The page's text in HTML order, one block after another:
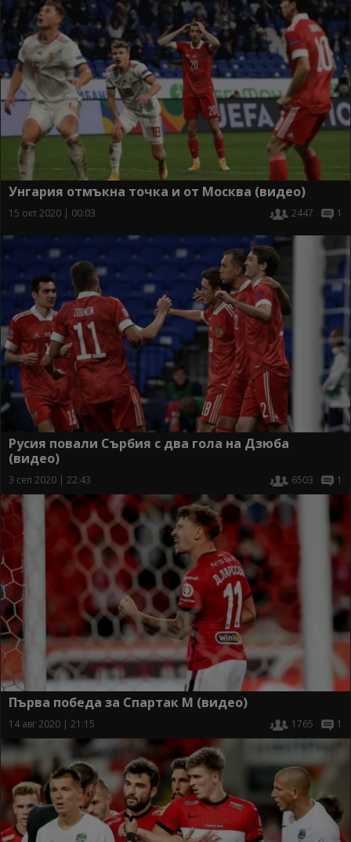
Унгария отмъкна точка и от Москва (видео)
15 окт 2020 | 00:03 2447 1
Русия повали Сърбия с два гола на Дзюба
(видео)
3 сеп 2020 | 22:43 6503 1
Първа победа за Спартак М (видео)
14 авг 2020 | 21:15 1765 1